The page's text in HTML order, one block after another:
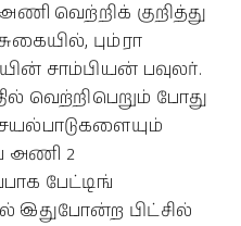
வெற்றிக் குறித்து
பும்ரா
சாம்பியன் பவுலர்.
வெற்றிபெறும் போது
அணி 2
பேட்டிங்
இதுபோன்ற பிட்சில்